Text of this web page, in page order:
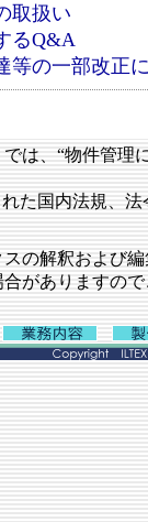
取扱い
るQ&A
等の一部改正
は、“物件管理
た国内法規、
の解釈および
がありますの